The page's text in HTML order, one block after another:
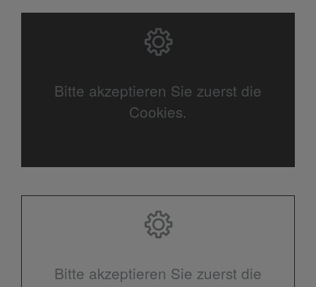
Bitte akzeptieren Sie zuerst die
Cookies.
Bitte akzeptieren Sie zuerst die